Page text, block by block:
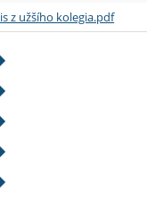
z užšího kolegia.pdf